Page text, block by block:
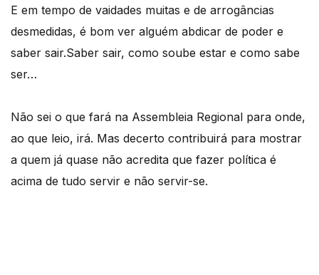
E em tempo de vaidades muitas e de arrogâncias
desmedidas, é bom ver alguém abdicar de poder e
saber sair.Saber sair, como soube estar e como sabe
ser…
Não sei o que fará na Assembleia Regional para onde,
ao que leio, irá. Mas decerto contribuirá para mostrar
a quem já quase não acredita que fazer política é
acima de tudo servir e não servir-se.